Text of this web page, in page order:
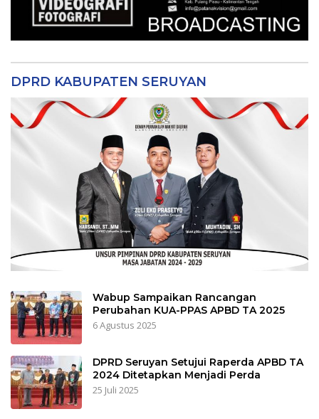
DPRD KABUPATEN SERUYAN
Wabup Sampaikan Rancangan
Perubahan KUA-PPAS APBD TA 2025
6 Agustus 2025
DPRD Seruyan Setujui Raperda APBD TA
2024 Ditetapkan Menjadi Perda
25 Juli 2025